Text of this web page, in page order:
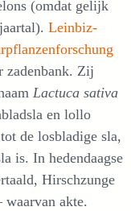
(omdat gelijk
Leinbiz-
zadenbank. Zij
Lactuca sativa
en lollo
de losbladige sla,
is. In hedendaagse
Hirschzunge
waarvan akte.